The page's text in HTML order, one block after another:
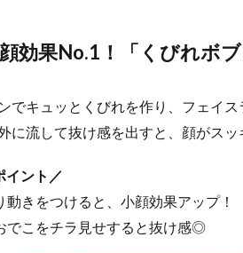
効果No.1！「くびれボ
でキュッとくびれを作り、フェイス
に流して抜け感を出すと、顔がスッ
イント／
きをつけると、小顔効果アップ！
でこをチラ見せすると抜け感◎